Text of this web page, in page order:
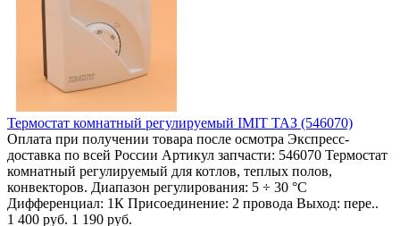
Термостат комнатный регулируемый IMIT ТАЗ (546070)
Оплата при получении товара после осмотра Экспресс-
доставка по всей России Артикул запчасти: 546070 Термостат
комнатный регулируемый для котлов, теплых полов,
конвекторов. Диапазон регулирования: 5 ÷ 30 °C
Дифференциал: 1К Присоединение: 2 провода Выход: пере..
1 400 руб. 1 190 руб.